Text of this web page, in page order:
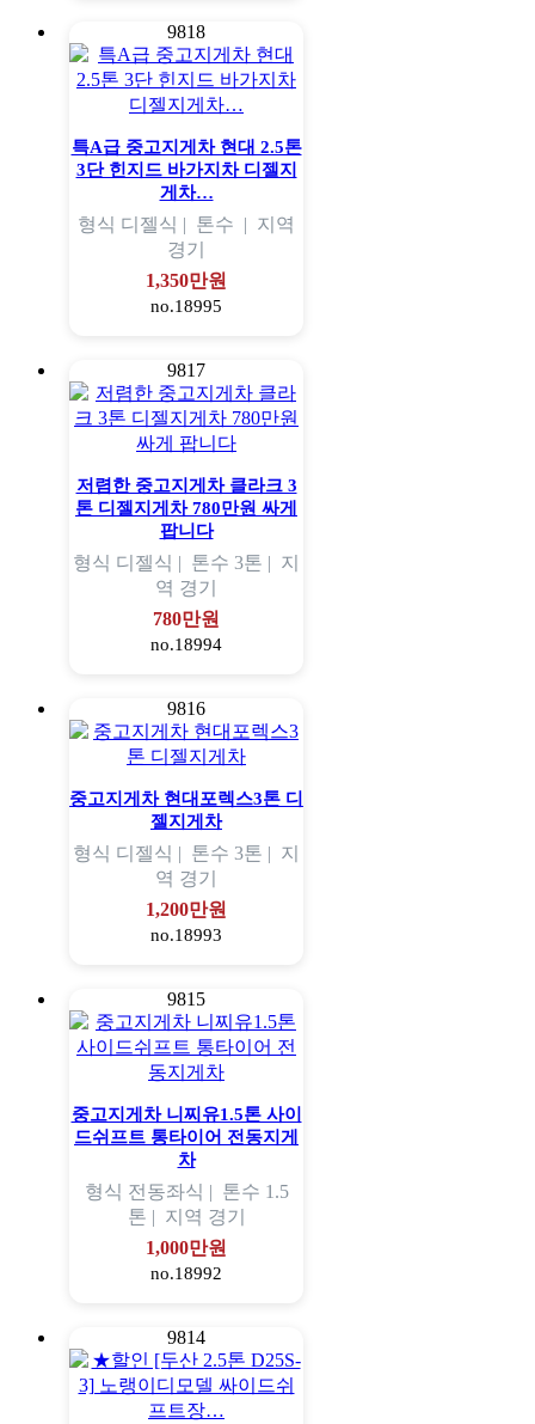
9818
특A급 중고지게차 현대 2.5톤
3단 힌지드 바가지차 디젤지
게차…
형식 디젤식 | 톤수 | 지역
경기
1,350만원
no.18995
9817
저렴한 중고지게차 클라크 3
톤 디젤지게차 780만원 싸게
팝니다
형식 디젤식 | 톤수 3톤 | 지
역 경기
780만원
no.18994
9816
중고지게차 현대포렉스3톤 디
젤지게차
형식 디젤식 | 톤수 3톤 | 지
역 경기
1,200만원
no.18993
9815
중고지게차 니찌유1.5톤 사이
드쉬프트 통타이어 전동지게
차
형식 전동좌식 | 톤수 1.5
톤 | 지역 경기
1,000만원
no.18992
9814